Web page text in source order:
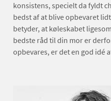
konsistens, specielt da fyldt
bedst af at blive opbevaret
betyder, at køleskabet
bedste råd til din mor er
opbevares, er det en god idé